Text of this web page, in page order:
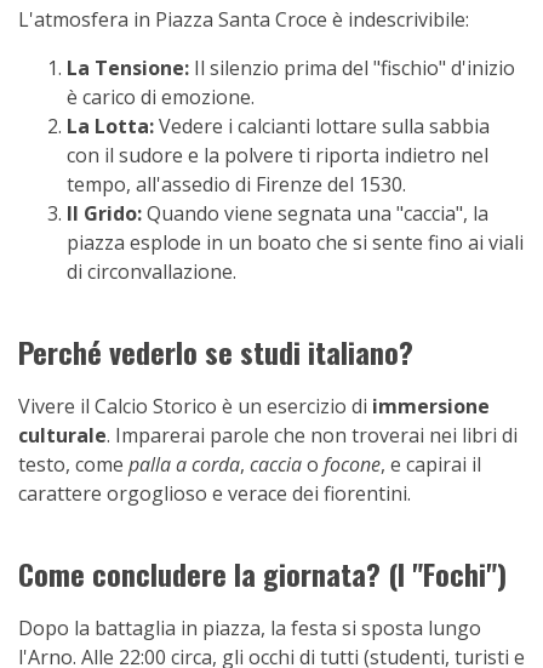
L'atmosfera in Piazza Santa Croce è indescrivibile:
La Tensione: Il silenzio prima del "fischio" d'inizio
è carico di emozione.
La Lotta:Vedere i calcianti lottare sulla sabbia
con il sudore e la polvere ti riporta indietro nel
tempo, all'assedio di Firenze del 1530.
Il Grido:Quando viene segnata una "caccia", la
piazza esplode in un boato che si sente fino ai viali
di circonvallazione.
Perché vederlo se studi italiano?
Vivere il Calcio Storico è un esercizio di immersione
culturale. Imparerai parole che non troverai nei libri di
testo, come palla a corda, cacciao focone, e capirai il
carattere orgoglioso e verace dei fiorentini.
Come concludere la giornata? (I "Fochi")
Dopo la battaglia in piazza, la festa si sposta lungo
l'Arno. Alle 22:00 circa, gli occhi di tutti (studenti, turisti e